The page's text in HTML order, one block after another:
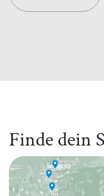
Finde dein